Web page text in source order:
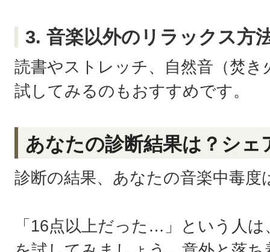
3. 音楽以外のリラックス方
読書やストレッチ、自然音（焚
試してみるのもおすすめです。
あなたの診断結果は？シェ
診断の結果、あなたの音楽中毒度
「16点以上だった…」という人